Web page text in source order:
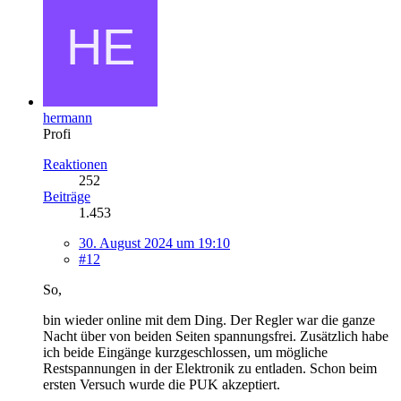
hermann
Profi
Reaktionen
252
Beiträge
1.453
30. August 2024 um 19:10
#12
So,
bin wieder online mit dem Ding. Der Regler war die ganze
Nacht über von beiden Seiten spannungsfrei. Zusätzlich habe
ich beide Eingänge kurzgeschlossen, um mögliche
Restspannungen in der Elektronik zu entladen. Schon beim
ersten Versuch wurde die PUK akzeptiert.